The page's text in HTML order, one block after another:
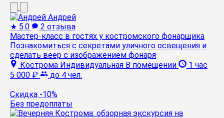
Андрей
★ 5.0
2 отзыва
Мастер-класс в гостях у костромского фонарщика
Познакомиться с секретами уличного освещения и
сделать веер с изображением фонаря
Кострома Индивидуальная В помещении
1 час
5 000 ₽
до 4 чел.
Скидка -10%
Без предоплаты